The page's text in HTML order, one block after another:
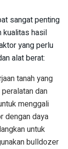
sangat penting
kualitas hasil
yang perlu
alat berat:
tanah yang
dan
menggali
dengan daya
untuk
bulldozer